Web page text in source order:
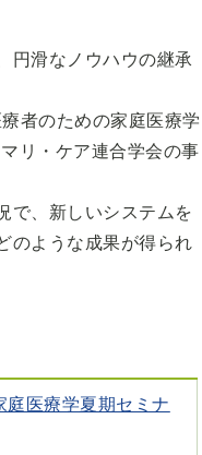
円滑なノウハウの継承
者のための家庭医療学
リ・ケア連合学会の事
で、新しいシステムを
のような成果が得られ
医療学夏期セミナ